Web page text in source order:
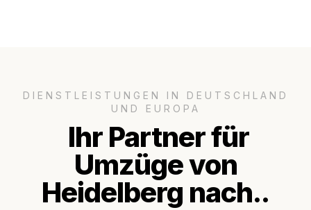
DIENSTLEISTUNGEN IN DEUTSCHLAND
UND EUROPA
Ihr Partner für
Umzüge von
Heidelberg nach..